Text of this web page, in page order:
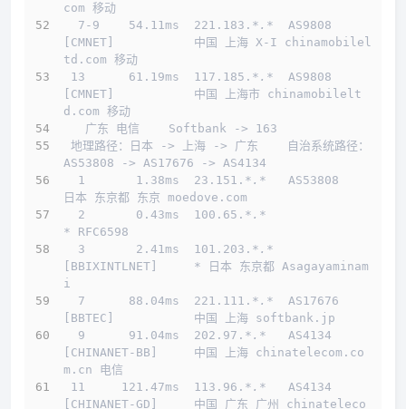
com 移动
  7-9    54.11ms  221.183.
*.*
  AS9808
[CMNET]           中国 上海 X-I chinamobilel
td.com 移动
13      61.19ms  117.185. *.*
  AS9808
[CMNET]           中国 上海市 chinamobilelt
d.com 移动
   广东 电信    Softbank -> 163
AS53808 -> AS17676 -> AS4134
  1       1.38ms  23.151.
*.*
   AS53808
日本 东京都 东京 moedove.com
  2       0.43ms  100.65.
*.*
* RFC6598
  3       2.41ms  101.203.
*.*
[BBIXINTLNET]     * 日本 东京都 Asagayaminam
i
  7      88.04ms  221.111.
*.*
  AS17676
[BBTEC]           中国 上海 softbank.jp
  9      91.04ms  202.97.
*.*
   AS4134
[CHINANET-BB]     中国 上海 chinatelecom.co
m.cn 电信
11     121.47ms  113.96. *.*
   AS4134
[CHINANET-GD]     中国 广东 广州 chinateleco